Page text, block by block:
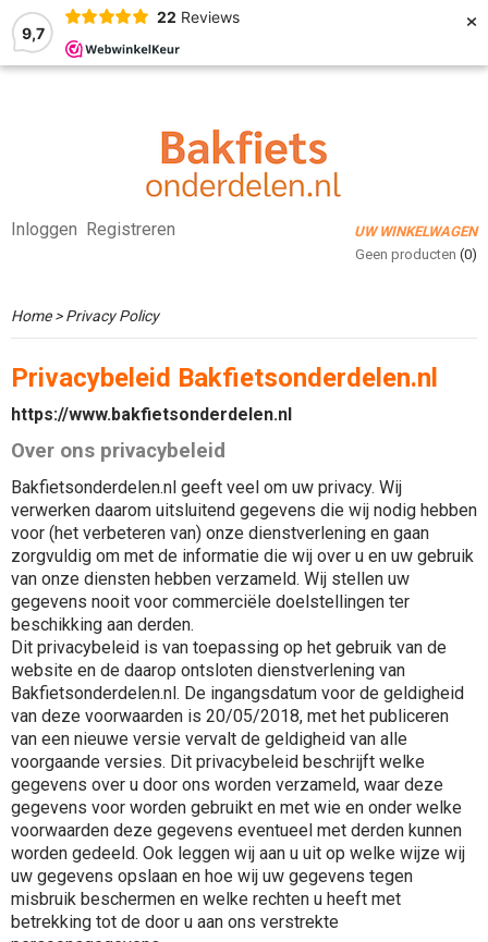
9,7
22 Reviews ×
Inloggen Registreren
UW WINKELWAGEN
Geen producten (0)
Home> Privacy Policy
Privacybeleid Bakfietsonderdelen.nl
https://www.bakfietsonderdelen.nl
Over ons privacybeleid
Bakfietsonderdelen.nl geeft veel om uw privacy. Wij
verwerken daarom uitsluitend gegevens die wij nodig hebben
voor (het verbeteren van) onze dienstverlening en gaan
zorgvuldig om met de informatie die wij over u en uw gebruik
van onze diensten hebben verzameld. Wij stellen uw
gegevens nooit voor commerciële doelstellingen ter
beschikking aan derden.
Dit privacybeleid is van toepassing op het gebruik van de
website en de daarop ontsloten dienstverlening van
Bakfietsonderdelen.nl. De ingangsdatum voor de geldigheid
van deze voorwaarden is 20/05/2018, met het publiceren
van een nieuwe versie vervalt de geldigheid van alle
voorgaande versies. Dit privacybeleid beschrijft welke
gegevens over u door ons worden verzameld, waar deze
gegevens voor worden gebruikt en met wie en onder welke
voorwaarden deze gegevens eventueel met derden kunnen
worden gedeeld. Ook leggen wij aan u uit op welke wijze wij
uw gegevens opslaan en hoe wij uw gegevens tegen
misbruik beschermen en welke rechten u heeft met
betrekking tot de door u aan ons verstrekte